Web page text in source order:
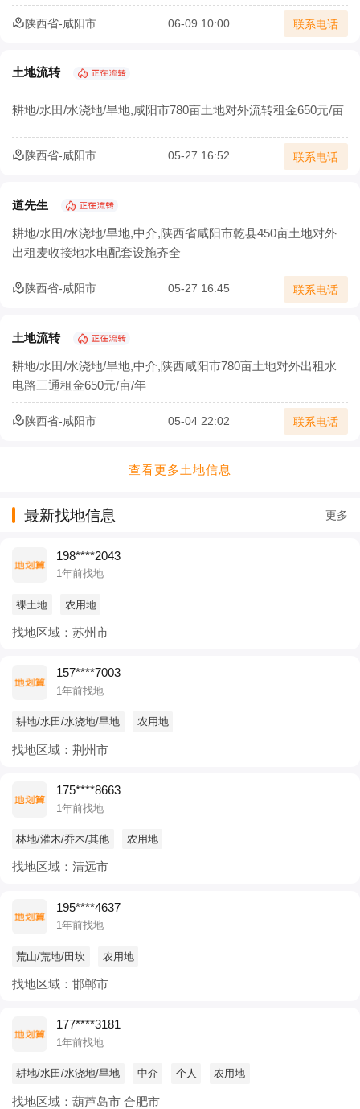
陕西省-咸阳市 06-09 10:00 联系电话
土地流转
耕地/水田/水浇地/旱地,咸阳市780亩土地对外流转租金650元/亩
陕西省-咸阳市 05-27 16:52 联系电话
道先生
耕地/水田/水浇地/旱地,中介,陕西省咸阳市乾县450亩土地对外
出租麦收接地水电配套设施齐全
陕西省-咸阳市 05-27 16:45 联系电话
土地流转
耕地/水田/水浇地/旱地,中介,陕西咸阳市780亩土地对外出租水
电路三通租金650元/亩/年
陕西省-咸阳市 05-04 22:02 联系电话
查看更多土地信息
最新找地信息 更多
198****2043
1年前找地
裸土地 农用地
找地区域：苏州市
157****7003
1年前找地
耕地/水田/水浇地/旱地 农用地
找地区域：荆州市
175****8663
1年前找地
林地/灌木/乔木/其他 农用地
找地区域：清远市
195****4637
1年前找地
荒山/荒地/田坎 农用地
找地区域：邯郸市
177****3181
1年前找地
耕地/水田/水浇地/旱地 中介 个人 农用地
找地区域：葫芦岛市 合肥市